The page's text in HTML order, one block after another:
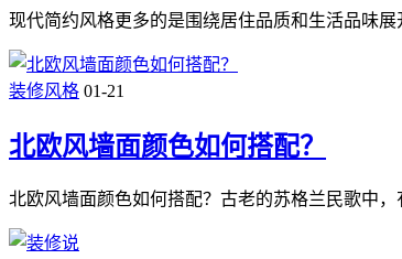
现代简约风格更多的是围绕居住品质和生活品味
装修风格 01-21
北欧风墙面颜色如何搭配？
北欧风墙面颜色如何搭配？古老的苏格兰民歌中